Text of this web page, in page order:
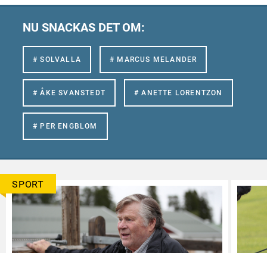
NU SNACKAS DET OM:
# SOLVALLA # MARCUS MELANDER
# ÅKE SVANSTEDT # ANETTE LORENTZON
# PER ENGBLOM
SPORT